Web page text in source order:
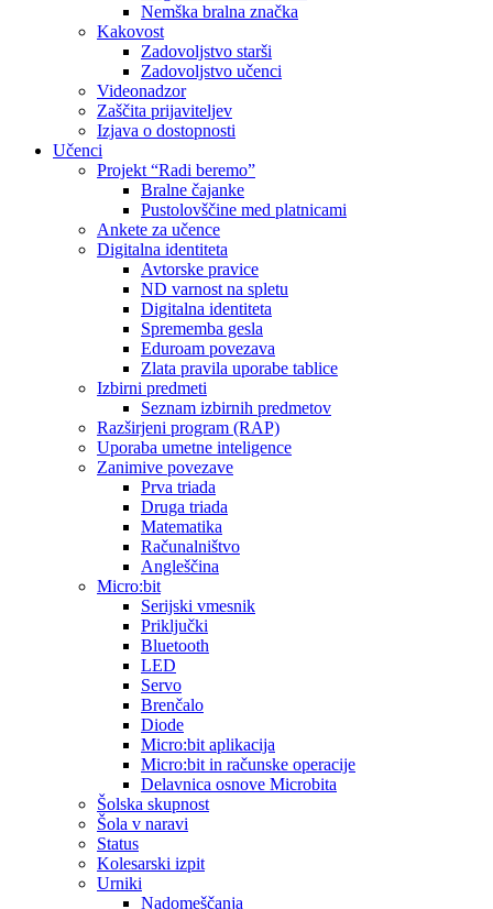
Nemška bralna značka
Kakovost
Zadovoljstvo starši
Zadovoljstvo učenci
Videonadzor
Zaščita prijaviteljev
Izjava o dostopnosti
Učenci
Projekt “Radi beremo”
Bralne čajanke
Pustolovščine med platnicami
Ankete za učence
Digitalna identiteta
Avtorske pravice
ND varnost na spletu
Digitalna identiteta
Sprememba gesla
Eduroam povezava
Zlata pravila uporabe tablice
Izbirni predmeti
Seznam izbirnih predmetov
Razširjeni program (RAP)
Uporaba umetne inteligence
Zanimive povezave
Prva triada
Druga triada
Matematika
Računalništvo
Angleščina
Micro:bit
Serijski vmesnik
Priključki
Bluetooth
LED
Servo
Brenčalo
Diode
Micro:bit aplikacija
Micro:bit in računske operacije
Delavnica osnove Microbita
Šolska skupnost
Šola v naravi
Status
Kolesarski izpit
Urniki
Nadomeščanja